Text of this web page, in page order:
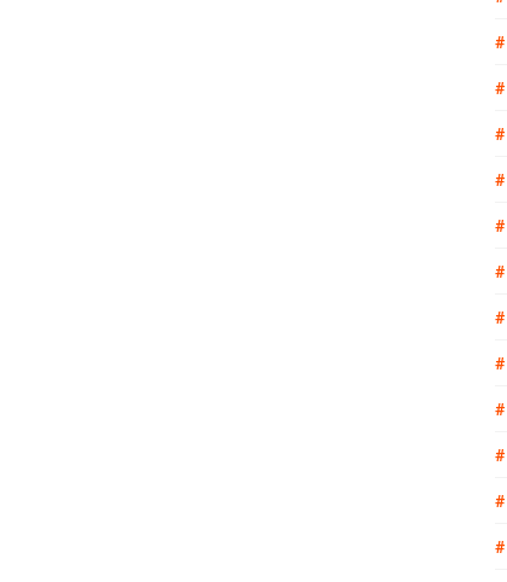
#
#
#
#
#
#
#
#
#
#
#
#